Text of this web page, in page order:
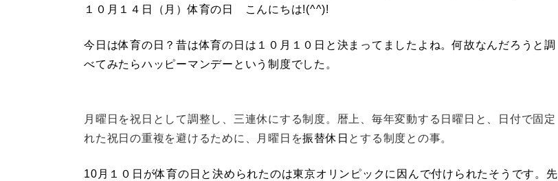
１０月１４日（月）体育の日 こんにちは!(^^)!
今日は体育の日？昔は体育の日は１０月１０日と決まってましたよね。何故なんだろうと調
べてみたらハッピーマンデーという制度でした。
月曜日を祝日として調整し、三連休にする制度。 暦上、毎年変動する日曜日と、日付で固定
れた祝日の重複を避けるために、月曜日を振替休日 とする制度との事。
10月１０日が体育の日と決められたのは東京オリンピックに因んで付けられたそうです。先